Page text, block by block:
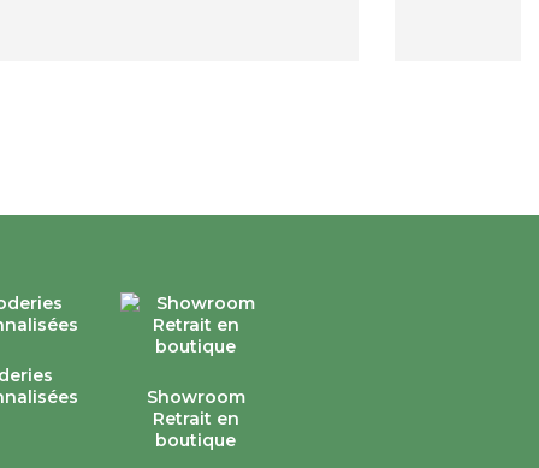
Showroom
Retrait en
boutique